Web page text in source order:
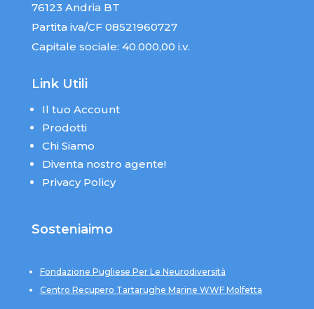
76123 Andria BT
Partita iva/CF 08521960727
Capitale sociale: 40.000,00 i.v.
Link Utili
Il tuo Account
Prodotti
Chi Siamo
Diventa nostro agente!
Privacy Policy
Sosteniaimo
Fondazione Pugliese Per Le Neurodiversità
Centro Recupero Tartarughe Marine WWF Molfetta